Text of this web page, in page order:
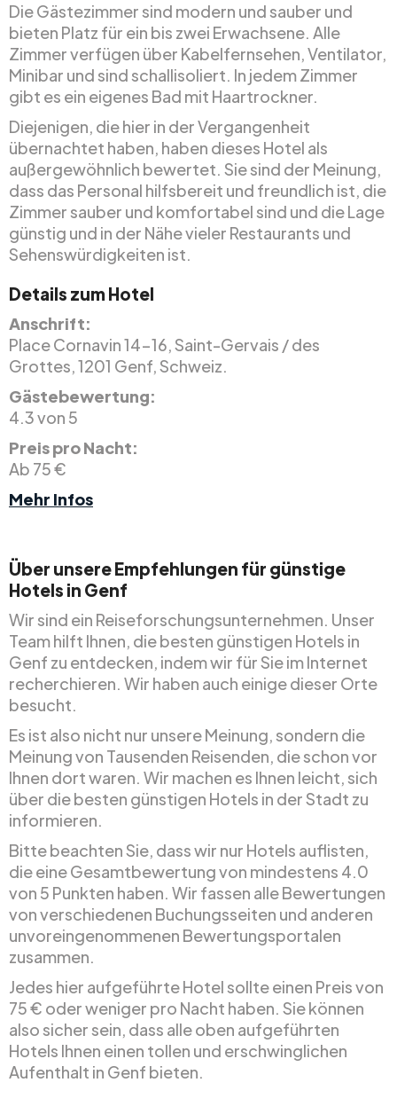
Die Gästezimmer sind modern und sauber und
bieten Platz für ein bis zwei Erwachsene. Alle
Zimmer verfügen über Kabelfernsehen, Ventilator,
Minibar und sind schallisoliert. In jedem Zimmer
gibt es ein eigenes Bad mit Haartrockner.
Diejenigen, die hier in der Vergangenheit
übernachtet haben, haben dieses Hotel als
außergewöhnlich bewertet. Sie sind der Meinung,
dass das Personal hilfsbereit und freundlich ist, die
Zimmer sauber und komfortabel sind und die Lage
günstig und in der Nähe vieler Restaurants und
Sehenswürdigkeiten ist.
Details zum Hotel
Anschrift:
Place Cornavin 14-16, Saint-Gervais / des
Grottes, 1201 Genf, Schweiz.
Gästebewertung:
4.3 von 5
Preis pro Nacht:
Ab 75 €
Mehr Infos
Über unsere Empfehlungen für günstige
Hotels in Genf
Wir sind ein Reiseforschungsunternehmen. Unser
Team hilft Ihnen, die besten günstigen Hotels in
Genf zu entdecken, indem wir für Sie im Internet
recherchieren. Wir haben auch einige dieser Orte
besucht.
Es ist also nicht nur unsere Meinung, sondern die
Meinung von Tausenden Reisenden, die schon vor
Ihnen dort waren. Wir machen es Ihnen leicht, sich
über die besten günstigen Hotels in der Stadt zu
informieren.
Bitte beachten Sie, dass wir nur Hotels auflisten,
die eine Gesamtbewertung von mindestens 4.0
von 5 Punkten haben. Wir fassen alle Bewertungen
von verschiedenen Buchungsseiten und anderen
unvoreingenommenen Bewertungsportalen
zusammen.
Jedes hier aufgeführte Hotel sollte einen Preis von
75 € oder weniger pro Nacht haben. Sie können
also sicher sein, dass alle oben aufgeführten
Hotels Ihnen einen tollen und erschwinglichen
Aufenthalt in Genf bieten.